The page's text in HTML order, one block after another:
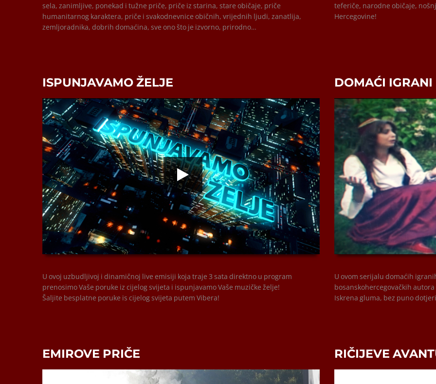
sela, zanimljive, ponekad i tužne priče, priče iz starina, stare običaje, priče
humanitarnog karaktera, priče i svakodnevnice običnih, vrijednih ljudi, zanatlija,
zemljoradnika, dobrih domaćina, sve ono što je izvorno, prirodno…
teferiče, narodne običaje,
Hercegovine!
ISPUNJAVAMO ŽELJE
00:00 00:00
U ovoj uzbudljivoj i dinamičnoj live emisiji koja traje 3 sata direktno u program
prenosimo Vaše poruke iz cijelog svijeta i ispunjavamo Vaše muzičke želje!
Šaljite besplatne poruke is cijelog svijeta putem Vibera!
DOMAĆI
00:00
U ovom serijalu domaćih
bosanskohercegovačkih
Iskrena gluma, bez puno
EMIROVE PRIČE RIČIJEVE